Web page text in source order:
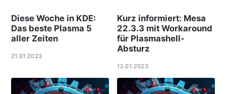
Diese Woche in KDE:
Das beste Plasma 5
aller Zeiten
21.01.2023
Kurz informiert: Mesa
22.3.3 mit Workaround
für Plasmashell-
Absturz
12.01.2023